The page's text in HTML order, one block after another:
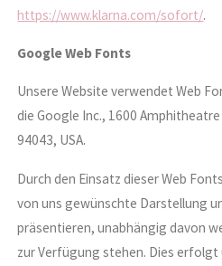
https://www.klarna.com/sofort/.
Google Web Fonts
Unsere Website verwendet Web
die Google Inc., 1600
94043, USA.
Durch den Einsatz dieser Web
von uns gewünschte Darstellung
präsentieren, unabhängig davon
zur Verfügung stehen. Dies erfolgt